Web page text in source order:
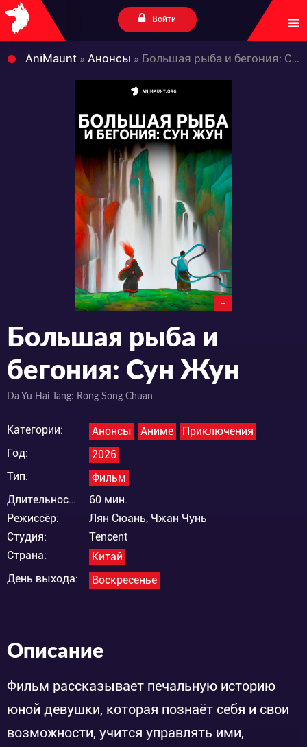
Войти
AniMaunt » Анонсы » Большая рыба и бегония: Сун Жун
+
Большая рыба и
бегония: Сун Жун
Da Yu Hai Tang: Rong Song Chuan
Категории: Анонсы Аниме
Приключения
Год:
2026
Тип:
Фильм
Длительность:
60 мин.
Режиссёр:
Лян Сюань, Чжан Чунь
Студия:
Tencent
Страна:
Китай
День выхода:
Воскресенье
Описание
Фильм рассказывает печальную историю
юной девушки, которая познаёт себя и свои
возможности, учится управлять ими,